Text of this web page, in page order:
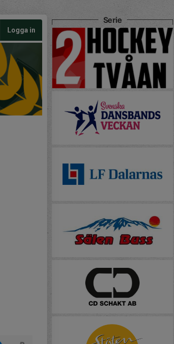
Logga in
Serie